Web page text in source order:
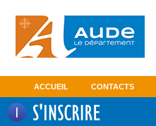
ACCUEIL CONTACTS